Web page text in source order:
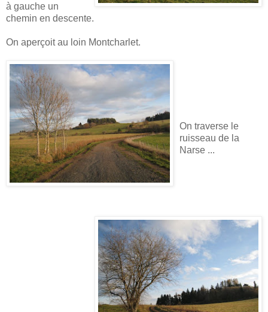
à gauche un
chemin en descente.
On aperçoit au loin Montcharlet.
On traverse le
ruisseau de la
Narse ...